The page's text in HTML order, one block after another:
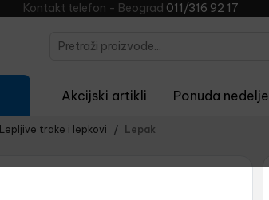
Kontakt telefon - Beograd 011/316 92 17
Akcijski artikli Ponuda nedelje
Lepljive trake i lepkovi Lepak